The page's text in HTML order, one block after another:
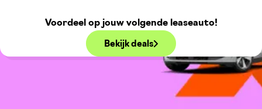
Voordeel op jouw volgende leaseauto!
Bekijk deals